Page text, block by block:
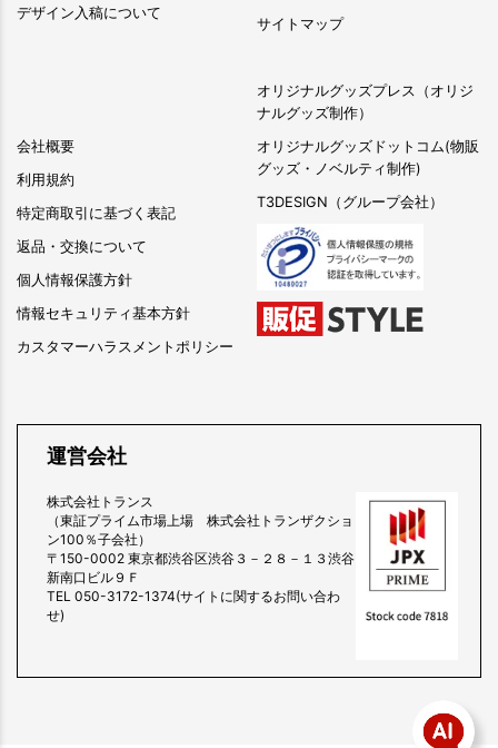
デザイン入稿について
会社概要
利用規約
特定商取引に基づく表記
返品・交換について
個人情報保護方針
情報セキュリティ基本方針
カスタマーハラスメントポリシー
サイトマップ
オリジナルグッズプレス（オリジ
ナルグッズ制作）
オリジナルグッズドットコム(物販
グッズ・ノベルティ制作)
T3DESIGN（グループ会社）
運営会社
株式会社トランス
（東証プライム市場上場 株式会社トランザクショ
ン100％子会社）
〒150-0002 東京都渋谷区渋谷３－２８－１３渋谷
新南口ビル９Ｆ
TEL 050-3172-1374(サイトに関するお問い合わ
せ)